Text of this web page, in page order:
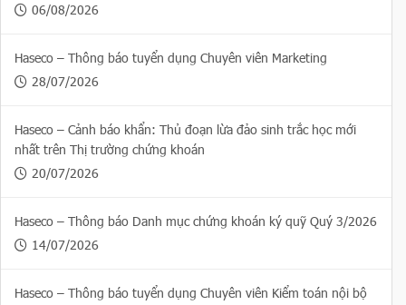
06/08/2026
Haseco – Thông báo tuyển dụng Chuyên viên Marketing
28/07/2026
Haseco – Cảnh báo khẩn: Thủ đoạn lừa đảo sinh trắc học mới
nhất trên Thị trường chứng khoán
20/07/2026
Haseco – Thông báo Danh mục chứng khoán ký quỹ Quý 3/2026
14/07/2026
Haseco – Thông báo tuyển dụng Chuyên viên Kiểm toán nội bộ